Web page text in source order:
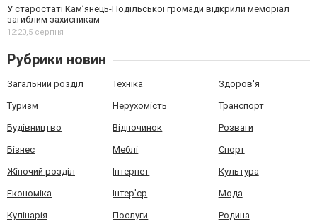
У старостаті Кам’янець-Подільської громади відкрили меморіал
загиблим захисникам
12:20,5 серпня
Рубрики новин
Загальний розділ Техніка Здоров'я
Туризм Нерухомість Транспорт
Будівництво Відпочинок Розваги
Бізнес Меблі Спорт
Жіночий розділ Інтернет Культура
Економіка Інтер'єр Мода
Кулінарія Послуги Родина